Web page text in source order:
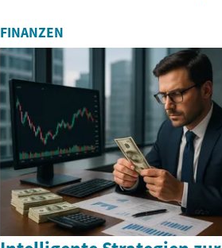
FINANZEN